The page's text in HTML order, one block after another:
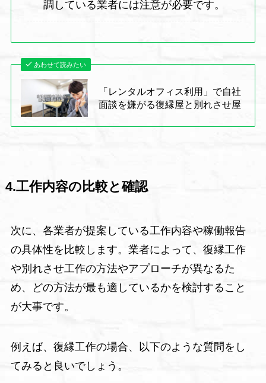
調している業者には注意が必要です。
あわせて読みたい
「レンタルオフィス利用」で自社
面談を嫌がる復縁屋と別れさせ屋
4.工作内容の比較と確認
次に、各業者が提案している工作内容や稼働報告
の具体性を比較します。業者によって、復縁工作
や別れさせ工作の方法やアプローチが異なるた
め、どの方法が最も適しているかを検討すること
が大事です。
例えば、復縁工作の場合、以下のような質問をし
てみると良いでしょう。